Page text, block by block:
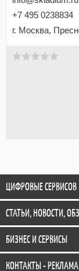
+7 495 0238834
г. Москва,
ЦИФРОВЫЕ СЕРВИСОВ
СТАТЬИ, НОВОСТИ,
БИЗНЕС И СЕРВИСЫ
КОНТАКТЫ - РЕКЛАМА